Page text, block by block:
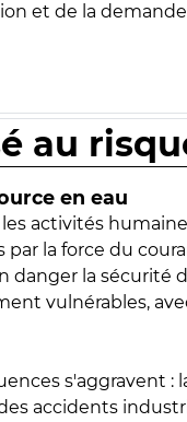
et de la
au
en eau
activités
la force du
la sécurité
vulnérables,
s'aggravent :
accidents